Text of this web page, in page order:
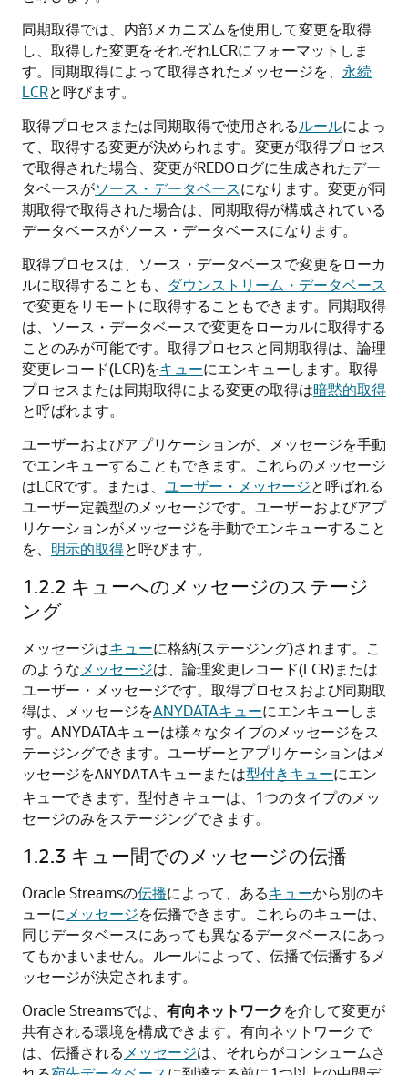
同期取得では、内部メカニズムを使用して変更を取得
し、取得した変更をそれぞれLCRにフォーマットしま
す。同期取得によって取得されたメッセージを、 永続
LCRと呼びます。
取得プロセスまたは同期取得で使用されるルールによっ
て、取得する変更が決められます。変更が取得プロセス
で取得された場合、変更がREDOログに生成されたデー
タベースがソース・データベースになります。変更が同
期取得で取得された場合は、同期取得が構成されている
データベースがソース・データベースになります。
取得プロセスは、ソース・データベースで変更をローカ
ルに取得することも、 ダウンストリーム・データベース
で変更をリモートに取得することもできます。同期取得
は、ソース・データベースで変更をローカルに取得する
ことのみが可能です。取得プロセスと同期取得は、論理
変更レコード(LCR)をキューにエンキューします。取得
プロセスまたは同期取得による変更の取得は暗黙的取得
と呼ばれます。
ユーザーおよびアプリケーションが、メッセージを手動
でエンキューすることもできます。これらのメッセージ
はLCRです。または、 ユーザー・メッセージと呼ばれる
ユーザー定義型のメッセージです。ユーザーおよびアプ
リケーションがメッセージを手動でエンキューすること
を、 明示的取得と呼びます。
1.2.2 キューへのメッセージのステージ
ング
メッセージはキューに格納(ステージング)されます。こ
のような メッセージは、論理変更レコード(LCR)または
ユーザー・メッセージです。取得プロセスおよび同期取
得は、メッセージをANYDATAキューにエンキューしま
す。ANYDATAキューは様々なタイプのメッセージをス
テージングできます。ユーザーとアプリケーションはメ
ッセージをANYDATAキューまたは型付きキューにエン
キューできます。型付きキューは、1つのタイプのメッ
セージのみをステージングできます。
1.2.3 キュー間でのメッセージの伝播
Oracle Streamsの伝播によって、あるキューから別のキ
ューに メッセージを伝播できます。これらのキューは、
同じデータベースにあっても異なるデータベースにあっ
てもかまいません。ルールによって、伝播で伝播するメ
ッセージが決定されます。
Oracle Streamsでは、 有向ネットワークを介して変更が
共有される環境を構成できます。有向ネットワークで
は、伝播される メッセージは、それらがコンシュームさ